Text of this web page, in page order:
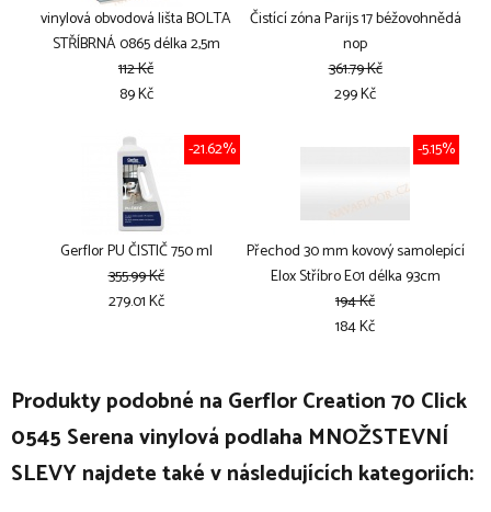
vinylová obvodová lišta BOLTA
STŘÍBRNÁ 0865 délka 2,5m
112 Kč
89 Kč
Čistící zóna Parijs 17 béžovohnědá
nop
361.79 Kč
299 Kč
Gerflor PU ČISTIČ 750 ml
-21.62%
355.99 Kč
279.01 Kč
Přechod 30 mm kovový samolepící
Elox Stříbro E01 délka 93cm
-5.15%
194 Kč
184 Kč
Produkty podobné na Gerflor Creation 70 Click
0545 Serena vinylová podlaha MNOŽSTEVNÍ
SLEVY najdete také v následujících kategoriích: